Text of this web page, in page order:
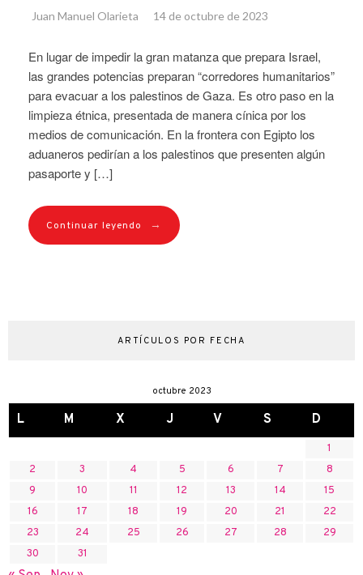
Juan Manuel Olarieta 14 de octubre de 2023
En lugar de impedir la gran matanza que prepara Israel,
las grandes potencias preparan “corredores humanitarios”
para evacuar a los palestinos de Gaza. Es otro paso en la
limpieza étnica, presentada de manera cínica por los
medios de comunicación. En la frontera con Egipto los
aduaneros pedirían a los palestinos que presenten algún
pasaporte y […]
Continuar leyendo →
ARTÍCULOS POR FECHA
octubre 2023
L M X J V S D
1
2
3 4 5 6 7
8
9
10 11 12 13 14
15
16
17 18 19 20 21
22
23
24 25 26 27 28
29
30
31